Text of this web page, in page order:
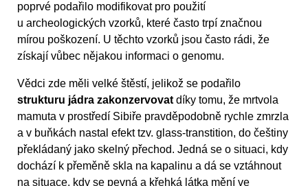
poprvé podařilo modifikovat pro použití
u archeologických vzorků, které často trpí značnou
mírou poškození. U těchto vzorků jsou často rádi, že
získají vůbec nějakou informaci o genomu.
Vědci zde měli velké štěstí, jelikož se podařilo
strukturu jádra zakonzervovat díky tomu, že mrtvola
mamuta v prostředí Sibiře pravděpodobně rychle zmrzla
a v buňkách nastal efekt tzv. glass-transtition, do češtiny
překládaný jako skelný přechod. Jedná se o situaci, kdy
dochází k přeměně skla na kapalinu a dá se vztáhnout
na situace, kdy se pevná a křehká látka mění ve